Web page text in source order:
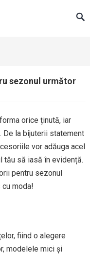
sezonul următor
orice ținută, iar
De la bijuterii statement
vor adăuga acel
tău să iasă în evidență.
pentru sezonul
cu moda!
fiind o alegere
modelele mici și